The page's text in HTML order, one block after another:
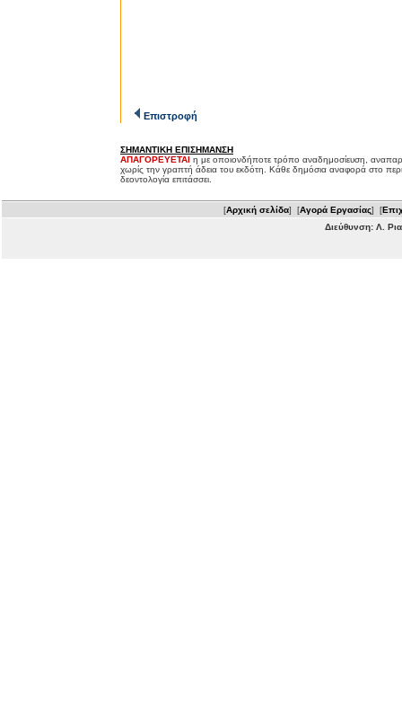
Επιστροφή
ΣΗΜΑΝΤΙΚΗ ΕΠΙΣΗΜΑΝΣΗ
ΑΠΑΓΟΡΕΥΕΤΑΙ η με οποιονδήποτε τρόπο αναδημοσίευση,
χωρίς την γραπτή άδεια του εκδότη. Κάθε δημόσια αναφορά στο
δεοντολογία επιτάσσει.
[Αρχική σελίδα] [Αγορά Εργασίας] [
Διεύθυνση: Λ.